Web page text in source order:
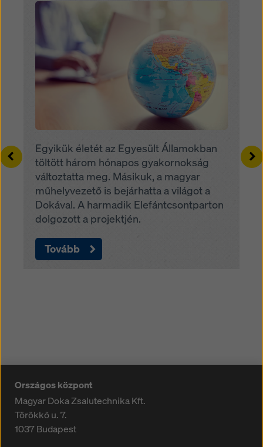
Open
Egyikük életét az Egyesült Államokban
töltött három hónapos gyakornokság
változtatta meg. Másikuk, a magyar
műhelyvezető is bejárhatta a világot a
Dokával. A harmadik Elefántcsontparton
dolgozott a projektjén.
Tovább
Left
Országos központ
Magyar Doka Zsalutechnika Kft.
Törökkő u. 7.
1037Budapest